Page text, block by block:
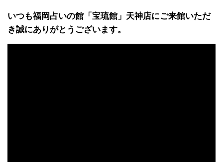
いつも福岡占いの館「宝琉館」天神店にご来館いただ
き誠にありがとうございます。